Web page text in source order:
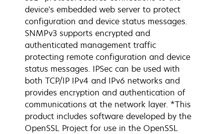
device's embedded web server to protect
configuration and device status messages.
SNMPv3 supports encrypted and
authenticated management traffic
protecting remote configuration and device
status messages. IPSec can be used with
both TCP/IP IPv4 and IPv6 networks and
provides encryption and authentication of
communications at the network layer. *This
product includes software developed by the
OpenSSL Project for use in the OpenSSL